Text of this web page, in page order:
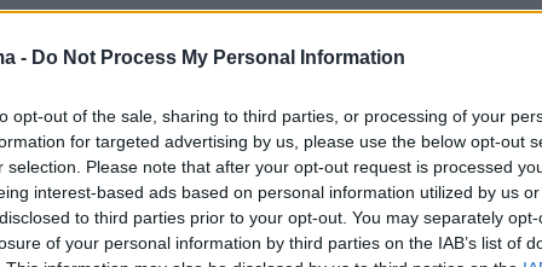
- Do Not Process My Personal Information
opt-out of the sale, sharing to third parties, or processing of your
for targeted advertising by us, please use the below opt-out
selection. Please note that after your opt-out request is processed
interest-based ads based on personal information utilized by us
to third parties prior to your opt-out. You may separately
of your personal information by third parties on the IAB’s list of
που υφίστατο αυτά τα βασανιστήριααπό τον
Όπως ανέφερε, το ίδιο είχε γίνει και αρχές
2024, όταν ο ίδιος δράστης με την ίδια
(δηλαδή με απειλές και ξυλοδαρμό) τον
να του αποδώσει 50.000 ευρώ.